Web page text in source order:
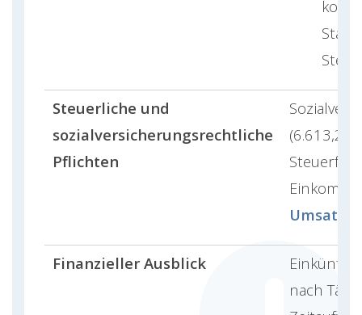
Steuerliche und
sozialversicherungsrechtliche
Pflichten
(6.613,20
Finanzieller Ausblick
Einkünfte
nach